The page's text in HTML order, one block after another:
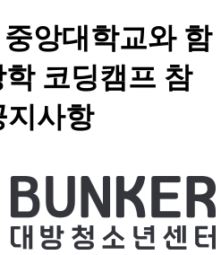
앙대학교와 함
코딩캠프 참
지사항